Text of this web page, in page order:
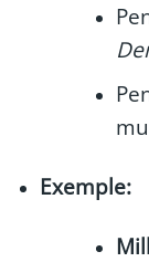
Exemple: